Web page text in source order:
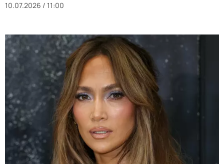
10.07.2026 / 11:00